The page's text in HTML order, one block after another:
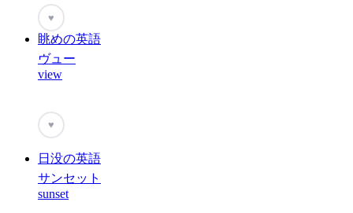
♥
眺めの英語
ヴュー
view
♥
日没の英語
サンセット
sunset